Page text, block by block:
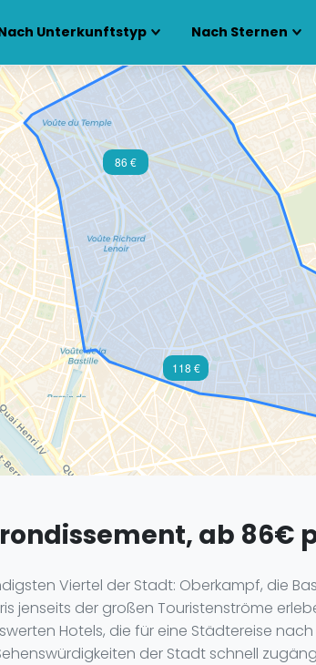
Unterkunftstyp Nach Sternen
86 €
118 €
ab 86€
Viertel der Stadt: Oberkampf, die
jenseits der großen Touristenströme
Hotels, die für eine Städtereise
der Stadt schnell